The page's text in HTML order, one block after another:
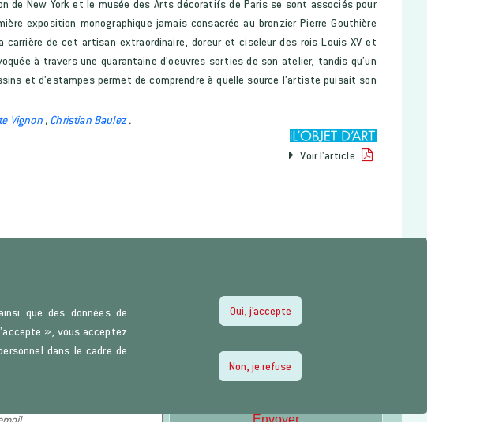
de New York et le musée des Arts décoratifs de Paris se sont associés pour
exposition monographique jamais consacrée au bronzier Pierre Gouthière
carrière de cet artisan extraordinaire, doreur et ciseleur des rois Louis XV et
à travers une quarantaine d’oeuvres sorties de son atelier, tandis qu’un
et d’estampes permet de comprendre à quelle source l’artiste puisait son
Vignon , Christian Baulez.
Voir l'article
Envoyer
que des données de
», vous acceptez
dans le cadre de
Oui, j'accepte
Non, je refuse